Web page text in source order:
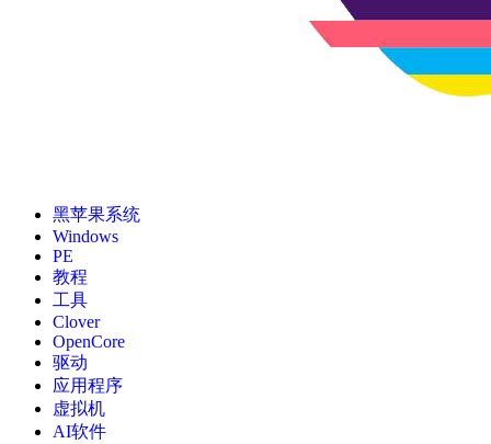
黑苹果系统
Windows
PE
教程
工具
Clover
OpenCore
驱动
应用程序
虚拟机
AI软件